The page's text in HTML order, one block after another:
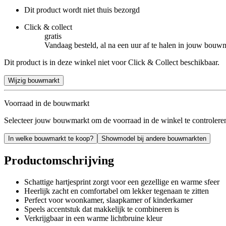
Dit product wordt niet thuis bezorgd
Click & collect
gratis
Vandaag besteld, al na een uur af te halen in jouw
Dit product is in deze winkel niet voor Click & Collect beschikbaar.
Wijzig bouwmarkt
Voorraad in de bouwmarkt
Selecteer jouw bouwmarkt om de voorraad in de winkel te
In welke bouwmarkt te koop? Showmodel bij andere bouwmarkten
Productomschrijving
Schattige hartjesprint zorgt voor een gezellige en warme sfeer
Heerlijk zacht en comfortabel om lekker tegenaan te zitten
Perfect voor woonkamer, slaapkamer of kinderkamer
Speels accentstuk dat makkelijk te combineren is
Verkrijgbaar in een warme lichtbruine kleur